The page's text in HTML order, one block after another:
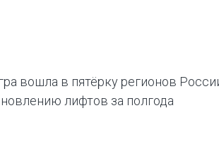
вошла в пятёрку регионов
лифтов за полгода